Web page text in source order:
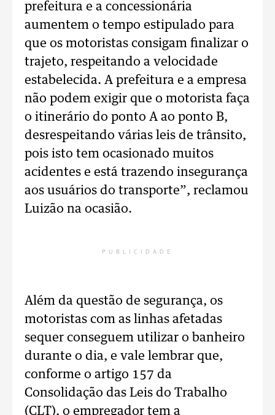
prefeitura e a concessionária
aumentem o tempo estipulado para
que os motoristas consigam finalizar o
trajeto, respeitando a velocidade
estabelecida. A prefeitura e a empresa
não podem exigir que o motorista faça
o itinerário do ponto A ao ponto B,
desrespeitando várias leis de trânsito,
pois isto tem ocasionado muitos
acidentes e está trazendo insegurança
aos usuários do transporte”, reclamou
Luizão na ocasião.
PUBLICIDADE
Além da questão de segurança, os
motoristas com as linhas afetadas
sequer conseguem utilizar o banheiro
durante o dia, e vale lembrar que,
conforme o artigo 157 da
Consolidação das Leis do Trabalho
(CLT), o empregador tem a